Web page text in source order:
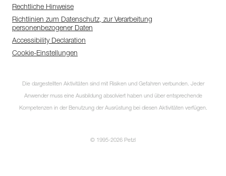
Rechtliche Hinweise
Richtlinien zum Datenschutz, zur Verarbeitung
personenbezogener Daten
Accessibility Declaration
Cookie-Einstellungen
Die dargestellten Aktivitäten sind mit Risiken und Gefahren verbunden. Jeder
Anwender muss eine Ausbildung absolviert haben und über entsprechende
Kompetenzen in der Benutzung der Ausrüstung bei diesen Aktivitäten verfügen.
© 1995-2026 Petzl